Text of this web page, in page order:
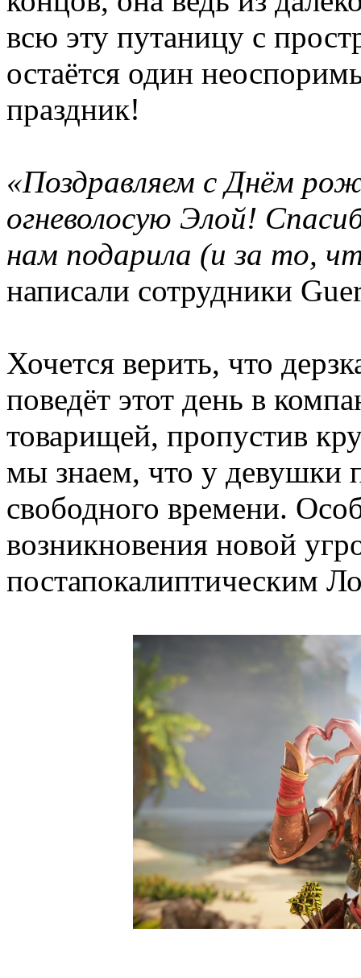
всю эту путаницу с
остаётся один
праздник!
«Поздравляем с Днём
огневолосую Элой!
нам подарила (и за то,
написали сотрудники
Хочется верить, что
поведёт этот день в
товарищей, пропустив
мы знаем, что у девушки
свободного времени.
возникновения новой
постапокалиптическим